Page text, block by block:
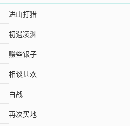
进山打猎
初遇凌渊
赚些银子
相谈甚欢
白战
再次买地